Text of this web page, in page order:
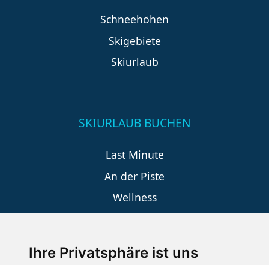
Ihre Privatsphäre ist uns
Schneehöhen
Skigebiete
Skiurlaub
SKIURLAUB BUCHEN
Last Minute
An der Piste
Wellness
SCHNEEHÖHEN SKI APP